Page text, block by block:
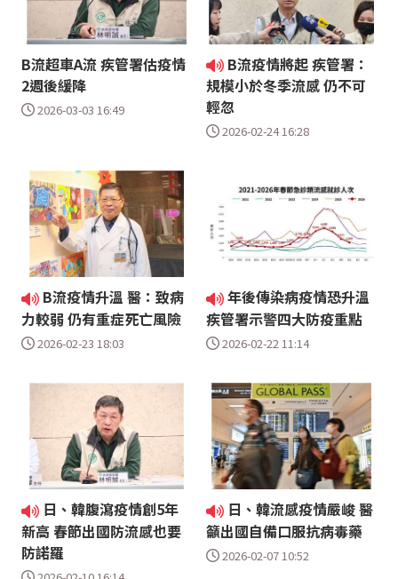
B流超車A流 疾管署估疫情
2週後緩降
2026-03-03 16:49
B流疫情將起 疾管署：
規模小於冬季流感 仍不可
輕忽
2026-02-24 16:28
B流疫情升溫 醫：致病
力較弱 仍有重症死亡風險
2026-02-23 18:03
年後傳染病疫情恐升溫
疾管署示警四大防疫重點
2026-02-22 11:14
日、韓腹瀉疫情創5年
新高 春節出國防流感也要
防諾羅
日、韓流感疫情嚴峻 醫
籲出國自備口服抗病毒藥
2026-02-07 10:52